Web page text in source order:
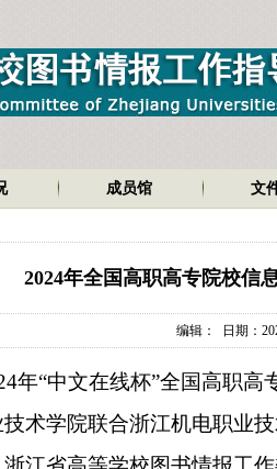
成员馆 文
2024年全国高职高专院校信
编辑： 日期：
年“中文在线杯”全国高职高
术学院联合浙江机电职业